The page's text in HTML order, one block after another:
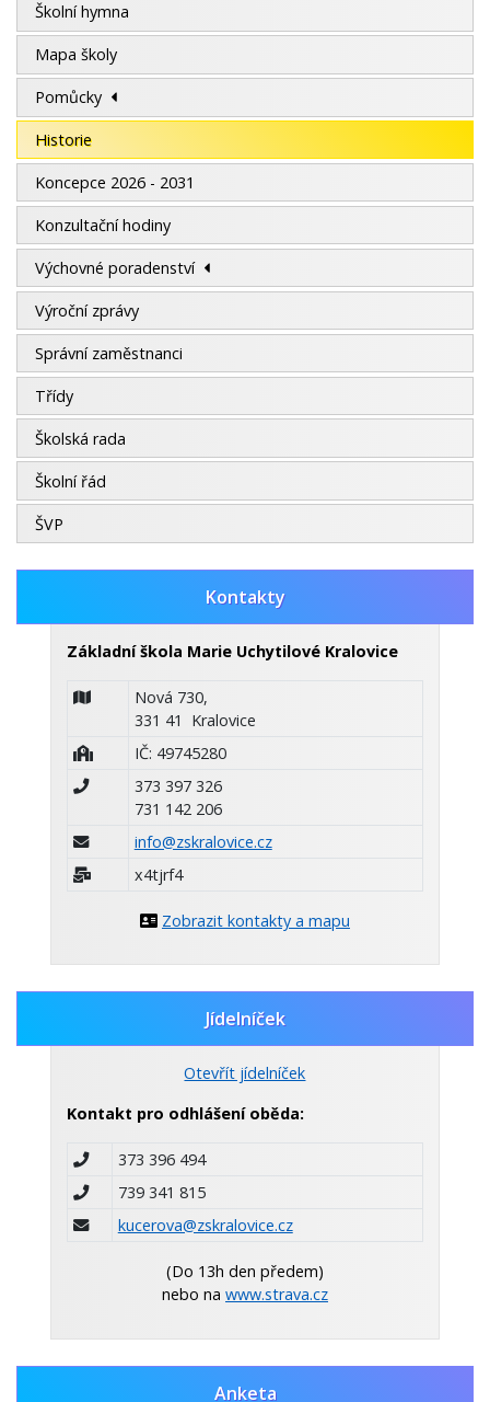
Školní hymna
Mapa školy
Pomůcky
Historie
Koncepce 2026 - 2031
Konzultační hodiny
Výchovné poradenství
Výroční zprávy
Správní zaměstnanci
Třídy
Školská rada
Školní řád
ŠVP
Kontakty
Základní škola Marie Uchytilové Kralovice
Nová 730,
331 41 Kralovice
IČ: 49745280
373 397 326
731 142 206
info@zskralovice.cz
x4tjrf4
Zobrazit kontakty a mapu
Jídelníček
Otevřít jídelníček
Kontakt pro odhlášení oběda:
373 396 494
739 341 815
kucerova@zskralovice.cz
(Do 13h den předem)
nebo na www.strava.cz
Anketa